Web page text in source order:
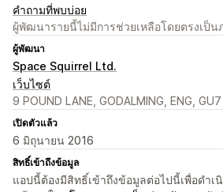
คำถามที่พบบ่อย
ผู้พัฒนารายนี้ไม่มีการช่วยเหลือโดยตรงเป็น
ผู้พัฒนา
Space Squirrel Ltd.
เว็บไซต์
9 POUND LANE, GODALMING, ENG,
เปิดตัวแล้ว
6 มิถุนายน 2016
สิทธิ์เข้าถึงข้อมูล
แอปนี้ต้องมีสิทธิ์เข้าถึงข้อมูลต่อไปนี้เพื่อดำ